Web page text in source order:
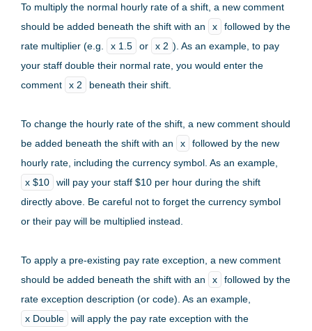
To multiply the normal hourly rate of a shift, a new comment
should be added beneath the shift with an
x
followed by the
rate multiplier (e.g.
x 1.5 or x 2 ). As an example, to pay
your staff double their normal rate, you would enter the
comment
x 2 beneath their shift.
To change the hourly rate of the shift, a new comment should
be added beneath the shift with an
x
followed by the new
hourly rate, including the currency symbol. As an example,
x $10
will pay your staff $10 per hour during the shift
directly above. Be careful not to forget the currency symbol
or their pay will be multiplied instead.
To apply a pre-existing pay rate exception, a new comment
should be added beneath the shift with an
x
followed by the
rate exception description (or code). As an example,
x Double
will apply the pay rate exception with the